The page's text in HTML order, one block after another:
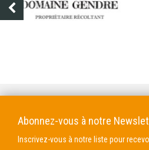
Abonnez-vous à notre
Inscrivez-vous à notre liste pour